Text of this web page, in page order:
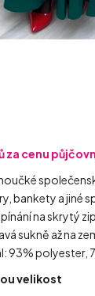
za cenu
bankety a jiné
na skrytý
sukně až na
93% polyester,
velikost